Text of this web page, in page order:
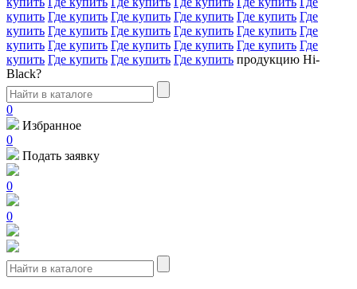
купить Где купить Где купить Где купить Где купить Где
купить Где купить Где купить Где купить Где купить Где
купить Где купить Где купить Где купить Где купить Где
купить Где купить Где купить Где купить продукцию Hi-
Black?
0
Избранное
0
Подать заявку
0
0